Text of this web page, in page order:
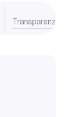
Transparenz